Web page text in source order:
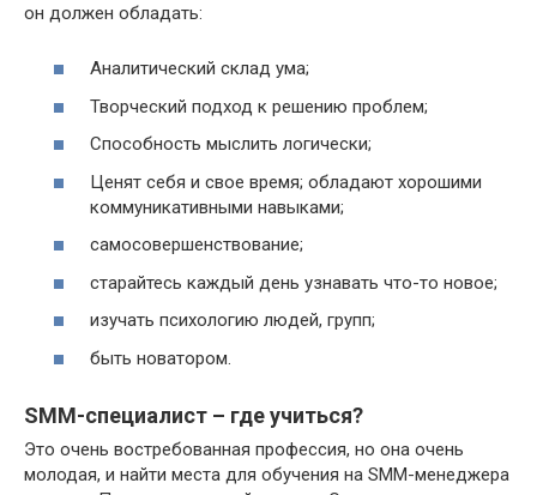
он должен обладать:
Аналитический склад ума;
Творческий подход к решению проблем;
Способность мыслить логически;
Ценят себя и свое время; обладают хорошими
коммуникативными навыками;
самосовершенствование;
старайтесь каждый день узнавать что-то новое;
изучать психологию людей, групп;
быть новатором.
SMM-специалист – где учиться?
Это очень востребованная профессия, но она очень
молодая, и найти места для обучения на SMM-менеджера